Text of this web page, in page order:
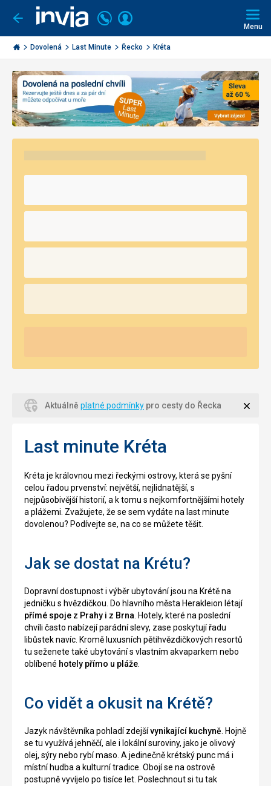
Jít
zpět
Invia.cz
Volejte
226
000
290
Přihlásit
Menu
Dovolená Last Minute Řecko Kréta
Aktuálně platné podmínky pro cesty do Řecka
Last minute Kréta
Kréta je královnou mezi řeckými ostrovy, která se pyšní
celou řadou prvenství: největší, nejlidnatější, s
nejpůsobivější historií, a k tomu s nejkomfortnějšími hotely
a plážemi. Zvažujete, že se sem vydáte na last minute
dovolenou? Podívejte se, na co se můžete těšit.
Jak se dostat na Krétu?
Dopravní dostupnost i výběr ubytování jsou na Krétě na
jedničku s hvězdičkou. Do hlavního města Herakleion létají
přímé spoje z Prahy i z Brna . Hotely, které na poslední
chvíli často nabízejí parádní slevy, zase poskytují řadu
libůstek navíc. Kromě luxusních pětihvězdičkových resortů
tu seženete také ubytování s vlastním akvaparkem nebo
oblíbené hotely přímo u pláže
Co vidět a okusit na Krétě?
Jazyk návštěvníka pohladí zdejšívynikající kuchyně . Hojně
se tu využívá jehněčí, ale i lokální suroviny, jako je olivový
olej, sýry nebo rybí maso. A jedinečně krétský punc má i
místní hudba a kulturní tradice. Obojí se na ostrově
postupně vyvíjelo po tisíce let. Poslechnout si tu tak